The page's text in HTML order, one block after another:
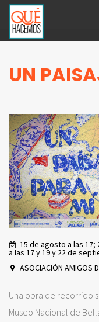
UN
15 de agosto a las 17;
a las 17 y 19 y 22 de
ASOCIACIÓN AMIGOS
Una obra de recorrido
Museo Nacional de